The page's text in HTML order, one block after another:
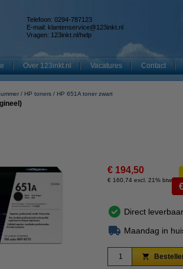
Telefoon: 0294-787123
E-mail: klantenservice@123inkt.nl
Vragen: 123inkt.nl/help
Over 123inkt.nl Vacatures Contact
HP toners HP 651A toner zwart
€ 194,50
€ 160,74 excl. 21% btw
Direct leverbaar
Maandag in